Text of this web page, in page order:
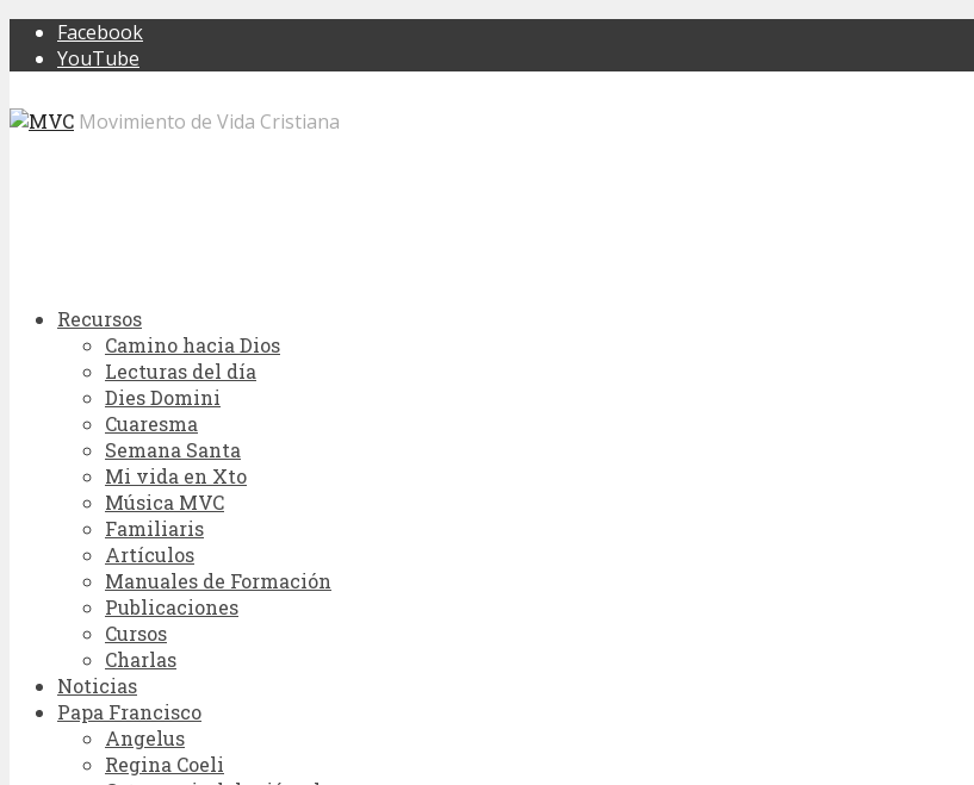
Facebook
YouTube
Movimiento de Vida Cristiana
Recursos
Camino hacia Dios
Lecturas del día
Dies Domini
Cuaresma
Semana Santa
Mi vida en Xto
Música MVC
Familiaris
Artículos
Manuales de Formación
Publicaciones
Cursos
Charlas
Noticias
Papa Francisco
Angelus
Regina Coeli